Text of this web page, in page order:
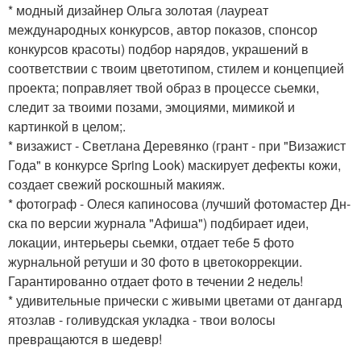
* модный дизайнер Ольга золотая (лауреат
международных конкурсов, автор показов, спонсор
конкурсов красоты) подбор нарядов, украшений в
соответствии с твоим цветотипом, стилем и концепцией
проекта; поправляет твой образ в процессе сьемки,
следит за твоими позами, эмоциями, мимикой и
картинкой в целом;.
* визажист - Светлана Деревянко (грант - при "Визажист
Года" в конкурсе Spring Look) маскирует дефекты кожи,
создает свежий роскошный макияж.
* фотограф - Олеся капиносова (лучший фотомастер Дн-
ска по версии журнала "Афиша") подбирает идеи,
локации, интерьеры сьемки, отдает тебе 5 фото
журнальной ретуши и 30 фото в цветокоррекции.
Гарантированно отдает фото в течении 2 недель!
* удивительные прически с живыми цветами от дангард
ятозлав - голивудская укладка - твои волосы
превращаются в шедевр!